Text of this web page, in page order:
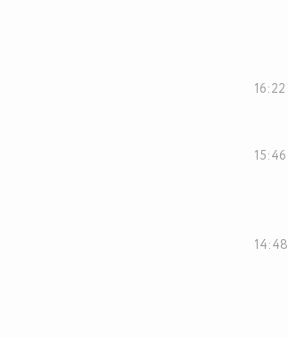
16:22
15:46
14:48